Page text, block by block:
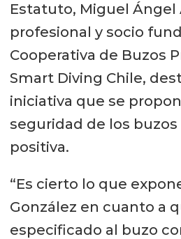
Estatuto, Miguel Ángel
profesional y socio
Cooperativa de Buzos
Smart Diving Chile,
iniciativa que se
seguridad de los
positiva.
“Es cierto lo que
González en cuanto a
especificado al buzo